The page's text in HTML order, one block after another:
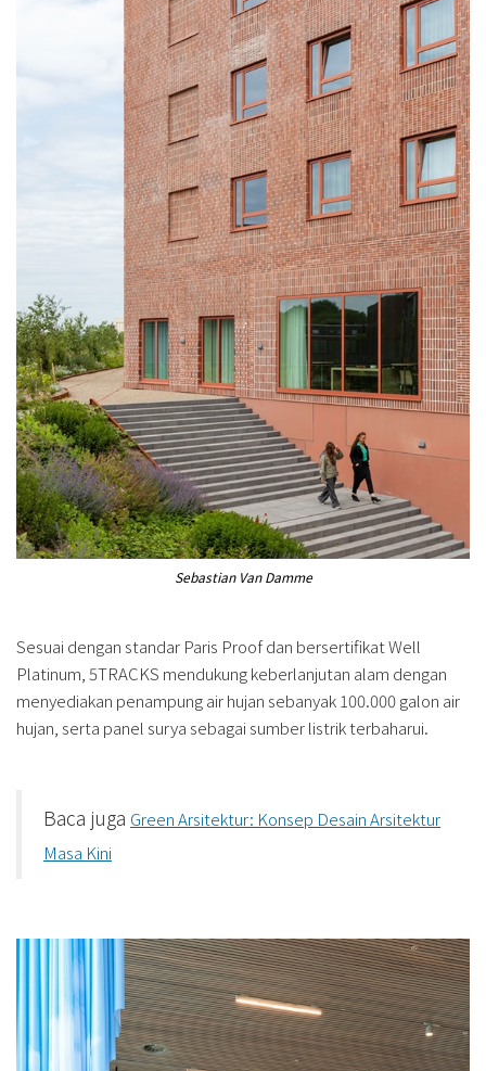
Sebastian Van Damme
Sesuai dengan standar Paris Proof dan bersertifikat Well
Platinum, 5TRACKS mendukung keberlanjutan alam dengan
menyediakan penampung air hujan sebanyak 100.000 galon air
hujan, serta panel surya sebagai sumber listrik terbaharui.
Baca juga Green Arsitektur: Konsep Desain Arsitektur
Masa Kini